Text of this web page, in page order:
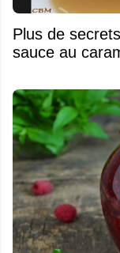
Plus de
sauce au